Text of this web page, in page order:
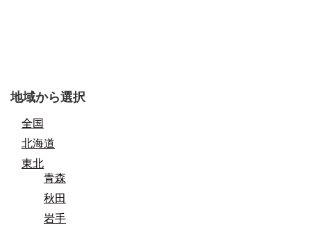
地域から選択
全国
北海道
東北
青森
秋田
岩手